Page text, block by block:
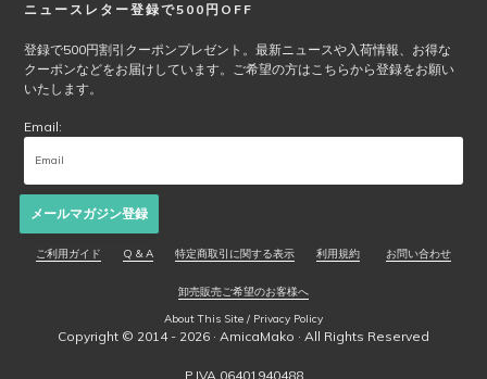
ニュースレター登録で500円OFF
登録で500円割引クーポンプレゼント。最新ニュースや入荷情報、お得な
クーポンなどをお届けしています。ご希望の方はこちらから登録をお願い
いたします。
Email:
メールマガジン登録
ご利用ガイド Q & A 特定商取引に関する表示 利用規約 お問い合わせ
卸売販売ご希望のお客様へ
About This Site / Privacy Policy
Copyright © 2014 - 2026 · AmicaMako · All Rights Reserved
P.IVA 06401940488